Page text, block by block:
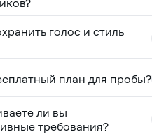
голос и стиль
план для пробы?
ли вы
требования?